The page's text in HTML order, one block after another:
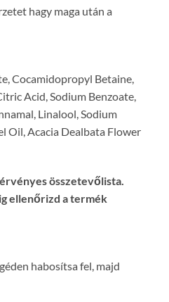
hagy maga után a
Cocamidopropyl Betaine,
Acid, Sodium Benzoate,
Linalool, Sodium
Oil, Acacia Dealbata Flower
összetevőlista.
ellenőrizd a termék
habosítsa fel, majd